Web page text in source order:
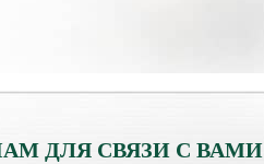
ДЛЯ СВЯЗИ С ВАМИ